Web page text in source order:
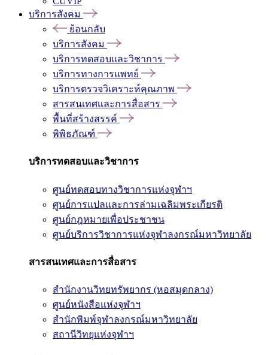
บริการสังคม
ย้อนกลับ
บริการสังคม
บริการทดสอบและวิชาการ
บริการทางการแพทย์
บริการตรวจวิเคราะห์คุณภาพ
สารสนเทศและการสื่อสาร
พื้นที่สร้างสรรค์
พิพิธภัณฑ์
บริการทดสอบและวิชาการ
ศูนย์ทดสอบทางวิชาการแห่งจุฬาฯ
ศูนย์การแปลและการล่ามเฉลิมพระเกียรติ
ศูนย์กฎหมายเพื่อประชาชน
ศูนย์บริการวิชาการแห่งจุฬาลงกรณ์มหาวิทยาลัย
สารสนเทศและการสื่อสาร
สำนักงานวิทยทรัพยากร (หอสมุดกลาง)
ศูนย์หนังสือแห่งจุฬาฯ
สำนักพิมพ์จุฬาลงกรณ์มหาวิทยาลัย
สถานีวิทยุแห่งจุฬาฯ